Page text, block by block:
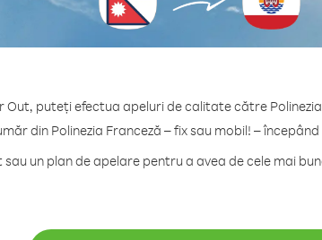
Out, puteți efectua apeluri de calitate către
din Polinezia Franceză – fix sau mobil! –
un plan de apelare pentru a avea de cele mai